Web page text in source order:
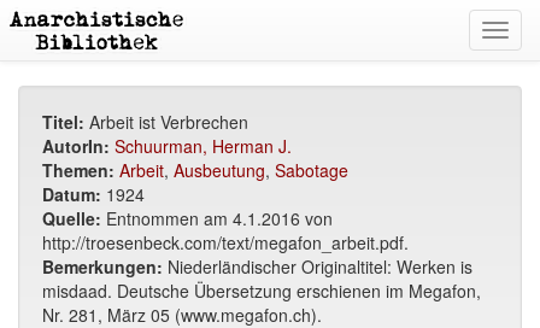
Titel: Arbeit ist Verbrechen
AutorIn: Schuurman, Herman J.
Themen: Arbeit, Ausbeutung, Sabotage
Datum: 1924
Quelle: Entnommen am 4.1.2016 von
http://troesenbeck.com/text/megafon_arbeit.pdf.
Bemerkungen: Niederländischer Originaltitel: Werken is
misdaad. Deutsche Übersetzung erschienen im Megafon,
Nr. 281, März 05 (www.megafon.ch).